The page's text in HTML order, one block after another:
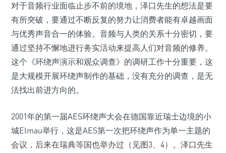
对于音频行业面临止步不前的境地，泽口先生的想法是要
有所突破，要通过不断反复的努力让消费者能有卓越画面
与优秀声音合一的体验。音频与人类的关系十分密切，要
通过坚持不懈地进行务实活动来提高人们对音频的修养。
这个《环绕声演示和观众调查》的调研工作十分重要，这
是大规模开展环绕声制作的基础，没有充分的调查，是无
法找出前进方向的。
2001年的第一届AES环绕声大会在德国靠近瑞士边境的小
城Elmau举行，这是AES第一次把环绕声作为单一主题的
会议，后来在瑞典等国也举办过（见图3、4）。泽口先生